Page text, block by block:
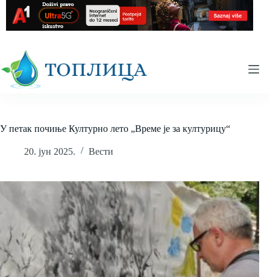
content
У петак почиње Културно лето „Време је за културицу“
20. јун 2025. Вести